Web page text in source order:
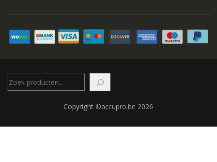
Copyright ©accupro.be 2026